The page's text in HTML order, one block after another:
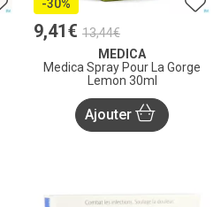
-30%
9,41 € 13,44€
MEDICA
Medica Spray Pour La Gorge
Lemon 30ml
Ajouter